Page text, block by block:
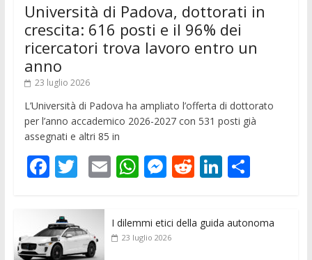
Università di Padova, dottorati in
crescita: 616 posti e il 96% dei
ricercatori trova lavoro entro un
anno
23 luglio 2026
L’Università di Padova ha ampliato l’offerta di dottorato
per l’anno accademico 2026-2027 con 531 posti già
assegnati e altri 85 in
F
e
b
T
itt
er
E
ai
l
W
s
M
ss
e
R
di
Li
e
C
di
I dilemmi etici della guida autonoma
23 luglio 2026